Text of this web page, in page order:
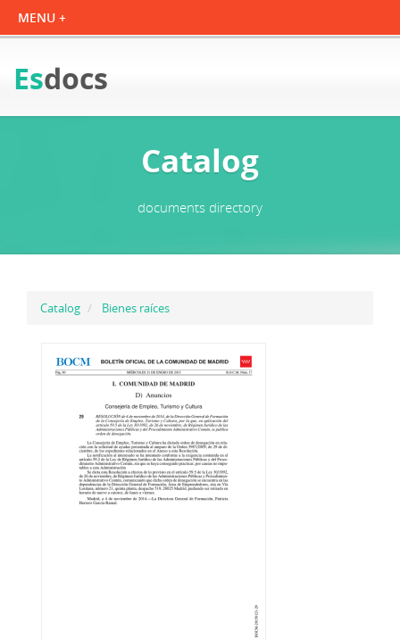
Esdocs
Catalog
documents directory
Catalog Bienes raíces